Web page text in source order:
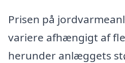
Prisen på
variere afhængigt af
herunder anlæggets